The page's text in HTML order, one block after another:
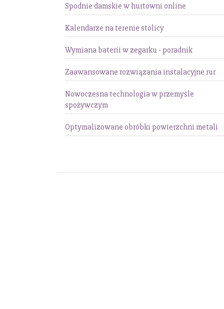
Spodnie damskie w hurtowni online
Kalendarze na terenie stolicy
Wymiana baterii w zegarku - poradnik
Zaawansowane rozwiązania instalacyjne rur
Nowoczesna technologia w przemyśle
spożywczym
Optymalizowane obróbki powierzchni metali